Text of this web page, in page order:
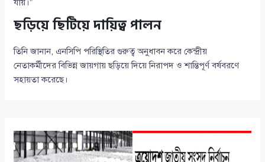
যায়।”
ছড়িয়ে ছিটিয়ে দায়িত্ব পালন
তিনি জানান, এনসিপি পরিস্থিতির গুরুত্ব অনুধাবন করে কেন্দ্রীয়
নেতাকর্মীদের বিভিন্ন জায়গায় ছড়িয়ে দিয়ে নিরাপদ ও শান্তিপূর্ণ বর্ষবরণে
সহায়তা করেছে।